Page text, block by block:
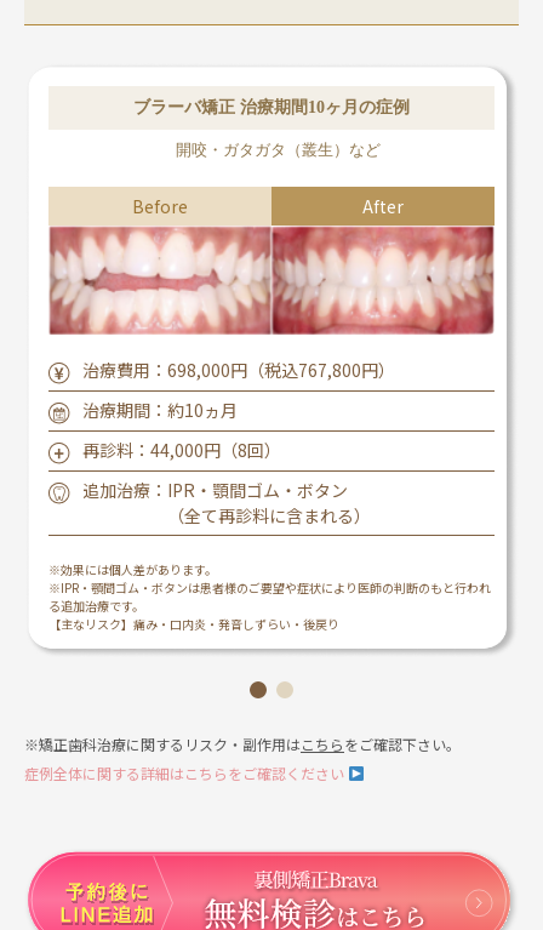
ブラーバ矯正 治療期間10ヶ月の症例
開咬・ガタガタ（叢生）など
Before After
治療費用：698,000円（税込767,800円）
治療期間：約10ヵ月
再診料：44,000円（8回）
追加治療： IPR・顎間ゴム・ボタン
（全て再診料に含まれる）
※効果には個人差があります。
※IPR・顎間ゴム・ボタンは患者様のご要望や症状により医師の判断のもと行われ
る追加治療です。
【主なリスク】痛み・口内炎・発音しずらい・後戻り
※矯正歯科治療に関するリスク・副作用はこちらをご確認下さい。
症例全体に関する詳細はこちらをご確認ください